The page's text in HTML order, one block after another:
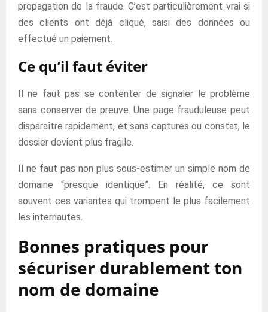
propagation de la fraude. C’est particulièrement vrai si
des clients ont déjà cliqué, saisi des données ou
effectué un paiement.
Ce qu’il faut éviter
Il ne faut pas se contenter de signaler le problème
sans conserver de preuve. Une page frauduleuse peut
disparaître rapidement, et sans captures ou constat, le
dossier devient plus fragile.
Il ne faut pas non plus sous-estimer un simple nom de
domaine “presque identique”. En réalité, ce sont
souvent ces variantes qui trompent le plus facilement
les internautes.
Bonnes pratiques pour
sécuriser durablement ton
nom de domaine